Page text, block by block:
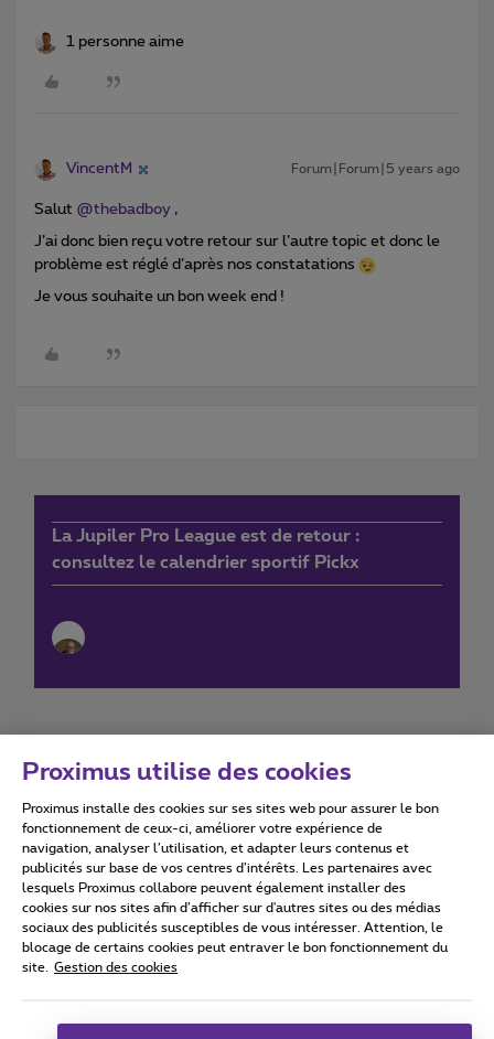
1 personne aime
VincentM Forum|Forum|5 years ago
Salut @thebadboy ,
J’ai donc bien reçu votre retour sur l’autre topic et donc le
problème est réglé d’après nos constatations
Je vous souhaite un bon week end !
La Jupiler Pro League est de retour :
consultez le calendrier sportif Pickx
Conditions d'utilisation Accessibility statement
Tous droits réservés. © 2026 Proximus
Conditions générales, info consommateur
Proximus utilise des cookies
Proximus installe des cookies sur ses sites web pour assurer le bon
fonctionnement de ceux-ci, améliorer votre expérience de
navigation, analyser l’utilisation, et adapter leurs contenus et
publicités sur base de vos centres d’intérêts. Les partenaires avec
lesquels Proximus collabore peuvent également installer des
cookies sur nos sites afin d’afficher sur d'autres sites ou des médias
sociaux des publicités susceptibles de vous intéresser. Attention, le
blocage de certains cookies peut entraver le bon fonctionnement du
site.
Gestion des cookies